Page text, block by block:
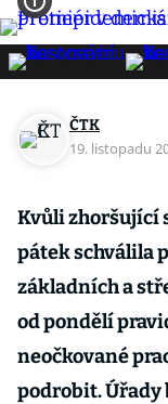
ČTK
19. listopadu
Kvůli zhoršující
pátek schválila
základních a
od pondělí
neočkované
podrobit. Úřady